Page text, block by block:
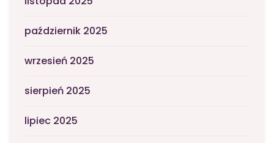
październik 2025
wrzesień 2025
sierpień 2025
lipiec 2025